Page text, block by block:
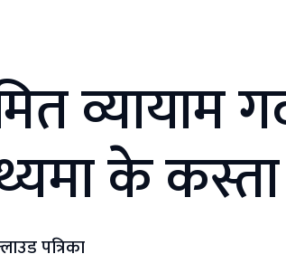
व्यायाम
के